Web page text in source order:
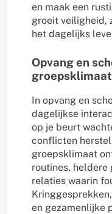
en maak een
groeit veiligheid,
het dagelijks
Opvang en
In opvang en
dagelijkse
op je beurt
conflicten
groepsklimaat
routines, heldere
relaties waarin
en gezamenlijke